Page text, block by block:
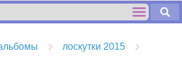
лоскутки 2015